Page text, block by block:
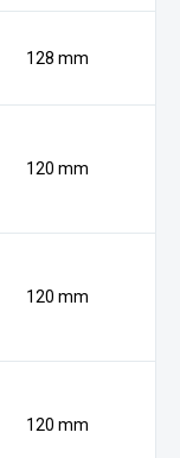
128 mm
120 mm
120 mm
120 mm